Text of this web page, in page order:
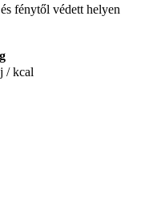
fénytől védett helyen
/ kcal